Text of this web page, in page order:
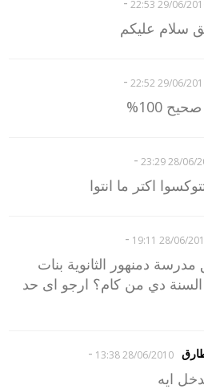
29/06/2010
سلام عليكم
29/06/2010
-
100%
28/06/2010
-
اكتر ما انتوا
28/06/2010
-
دمنهور الثانوية بنات
السنة دي من كام؟ ارجو اى حد
28/06/2010 13:38
-